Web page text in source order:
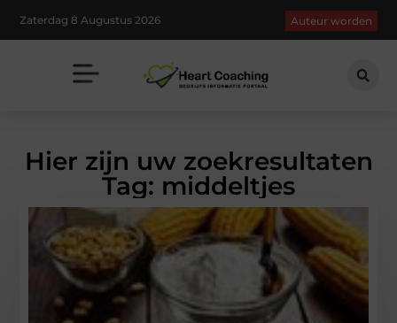
Zaterdag 8 Augustus 2026 Auteur worden
Hier zijn uw zoekresultaten
Tag: middeltjes